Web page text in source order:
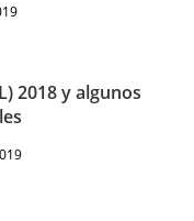
2018 y algunos